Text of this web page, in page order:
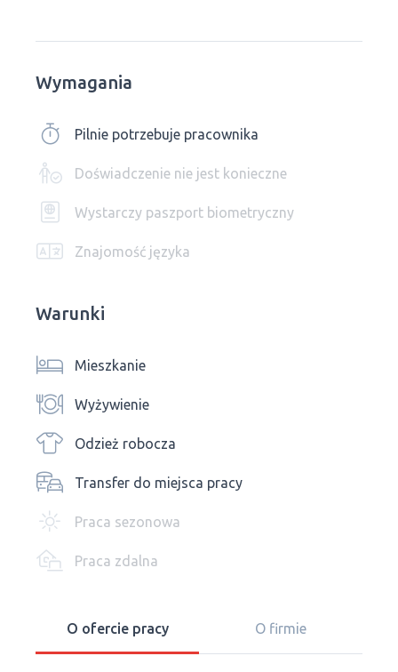
Wymagania
Pilnie potrzebuje pracownika
Doświadczenie nie jest konieczne
Wystarczy paszport biometryczny
Znajomość języka
Warunki
Mieszkanie
Wyżywienie
Odzież robocza
Transfer do miejsca pracy
Praca sezonowa
Praca zdalna
O ofercie pracy O firmie